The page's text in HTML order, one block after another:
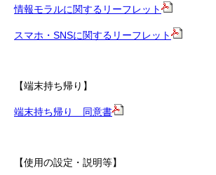
情報モラルに関するリーフレット
スマホ・SNSに関するリーフレット
【端末持ち帰り】
端末持ち帰り 同意書
【使用の設定・説明等】